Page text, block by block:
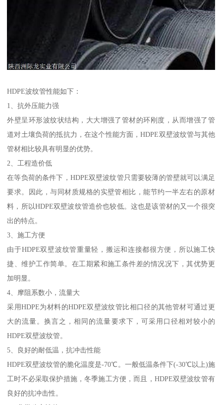
HDPE波纹管性能如下：
1、抗外压能力强
外壁呈环形波纹状结构，大大增强了管材的环刚度，从而增强了管
道对土壤负荷的抵抗力，在这个性能方面，HDPE双壁波纹管与其他
管材相比较具有明显的优势。
2、工程造价低
在等负荷的条件下，HDPE双壁波纹管只需要较薄的管壁就可以满足
要求。因此，与同材质规格的实壁管相比，能节约一半左右的原材
料，所以HDPE双壁波纹管造价也较低。这也是该管材的又一个很突
出的特点。
3、施工方便
由于HDPE双壁波纹管重量轻，搬运和连接都很方便，所以施工快
捷、维护工作简单。在工期紧和施工条件差的情况况下，其优势更
加明显。
4、摩阻系数小，流量大
采用HDPE为材料的HDPE双壁波纹管比相口径的其他管材可通过更
大的流量。换言之，相同的流量要求下，可采用口径相对较小的
HDPE双壁波纹管。
5、良好的耐低温，抗冲击性能
HDPE双壁波纹管的脆化温度是-70℃。一般低温条件下(-30℃以上)施
工时不必采取保护措施，冬季施工方便，而且，HDPE双壁波纹管有
良好的抗冲击性。